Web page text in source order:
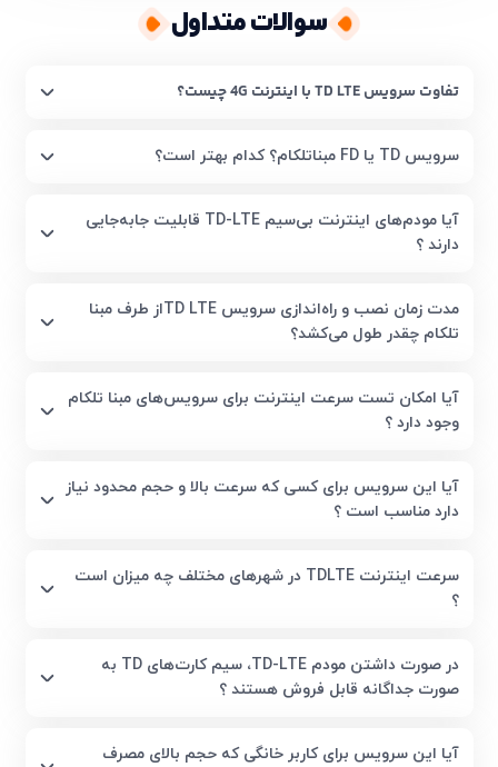
سوالات متداول
تفاوت سرویس TD LTE با اینترنت 4G چیست؟
سرویس TD یا FD مبناتلکام؟ کدام بهتر است؟
آیا مودم‌های اینترنت بی‌سیم TD-LTE قابلیت جابه‌جایی
دارند ؟
مدت زمان نصب و راه‌اندازی سرویس TD LTEاز طرف مبنا
تلکام چقدر طول می‌کشد؟
آیا امکان تست سرعت اینترنت برای سرویس‌های مبنا تلکام
وجود دارد ؟
آیا این سرویس برای کسی که سرعت بالا و حجم محدود نیاز
دارد مناسب است ؟
سرعت اینترنت TDLTE در شهرهای مختلف چه میزان است
؟
در صورت داشتن مودم TD-LTE، سیم کارت‌های TD به
صورت جداگانه قابل فروش هستند ؟
آیا این سرویس برای کاربر خانگی که حجم بالای مصرف